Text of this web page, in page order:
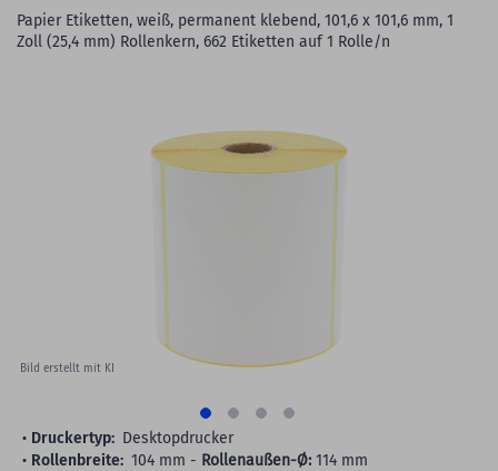
Bild erstellt mit KI
Papier Etiketten, weiß, permanent klebend, 101,6 x 101,6 mm, 1
Zoll (25,4 mm) Rollenkern, 662 Etiketten auf 1 Rolle/n
Druckertyp: Desktopdrucker
Rollenbreite: 104 mm - Rollenaußen-Ø: 114 mm